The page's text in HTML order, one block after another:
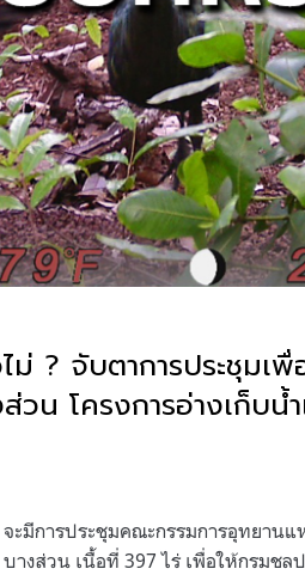
ม่ ? จับตาการประชุมเ
น โครงการอ่างเก็บน้ำ
จะมีการประชุมคณะกรรมการอุทยาน
างส่วน เนื้อที่ 397ไร่ เพื่อให้กรมชล